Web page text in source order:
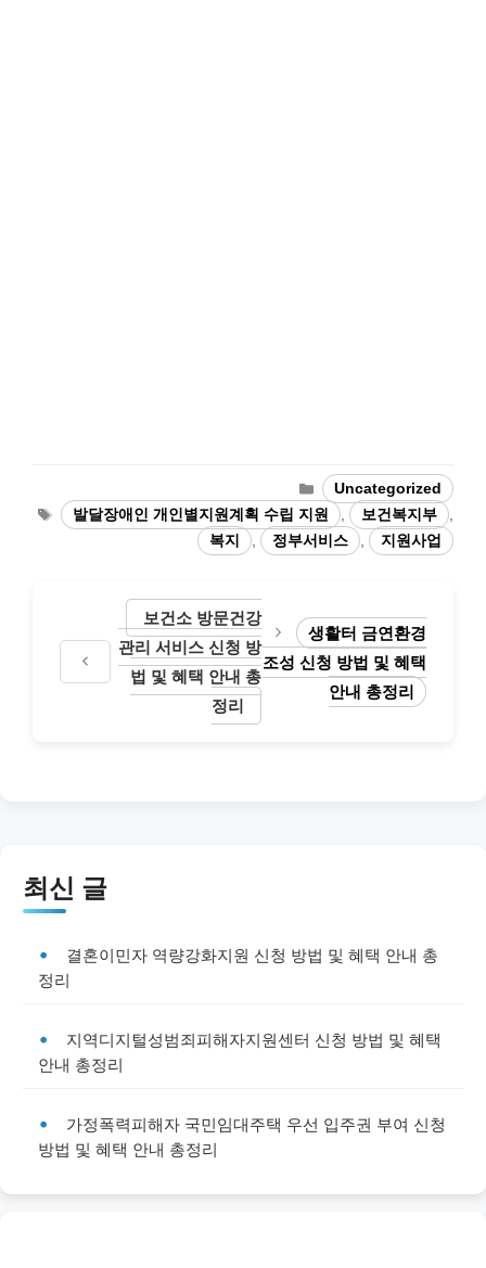
Categories
Uncategorized
Tags발달장애인 개인별지원계획 수립 지원 , 보건복지부
,
복지
, 정부서비스 , 지원사업
보건소 방문건강
관리 서비스 신청 방
법 및 혜택 안내 총
정리
생활터 금연환경
조성 신청 방법 및 혜택
안내 총정리
최신 글
결혼이민자 역량강화지원 신청 방법 및 혜택 안내 총
정리
지역디지털성범죄피해자지원센터 신청 방법 및 혜택
안내 총정리
가정폭력피해자 국민임대주택 우선 입주권 부여 신청
방법 및 혜택 안내 총정리